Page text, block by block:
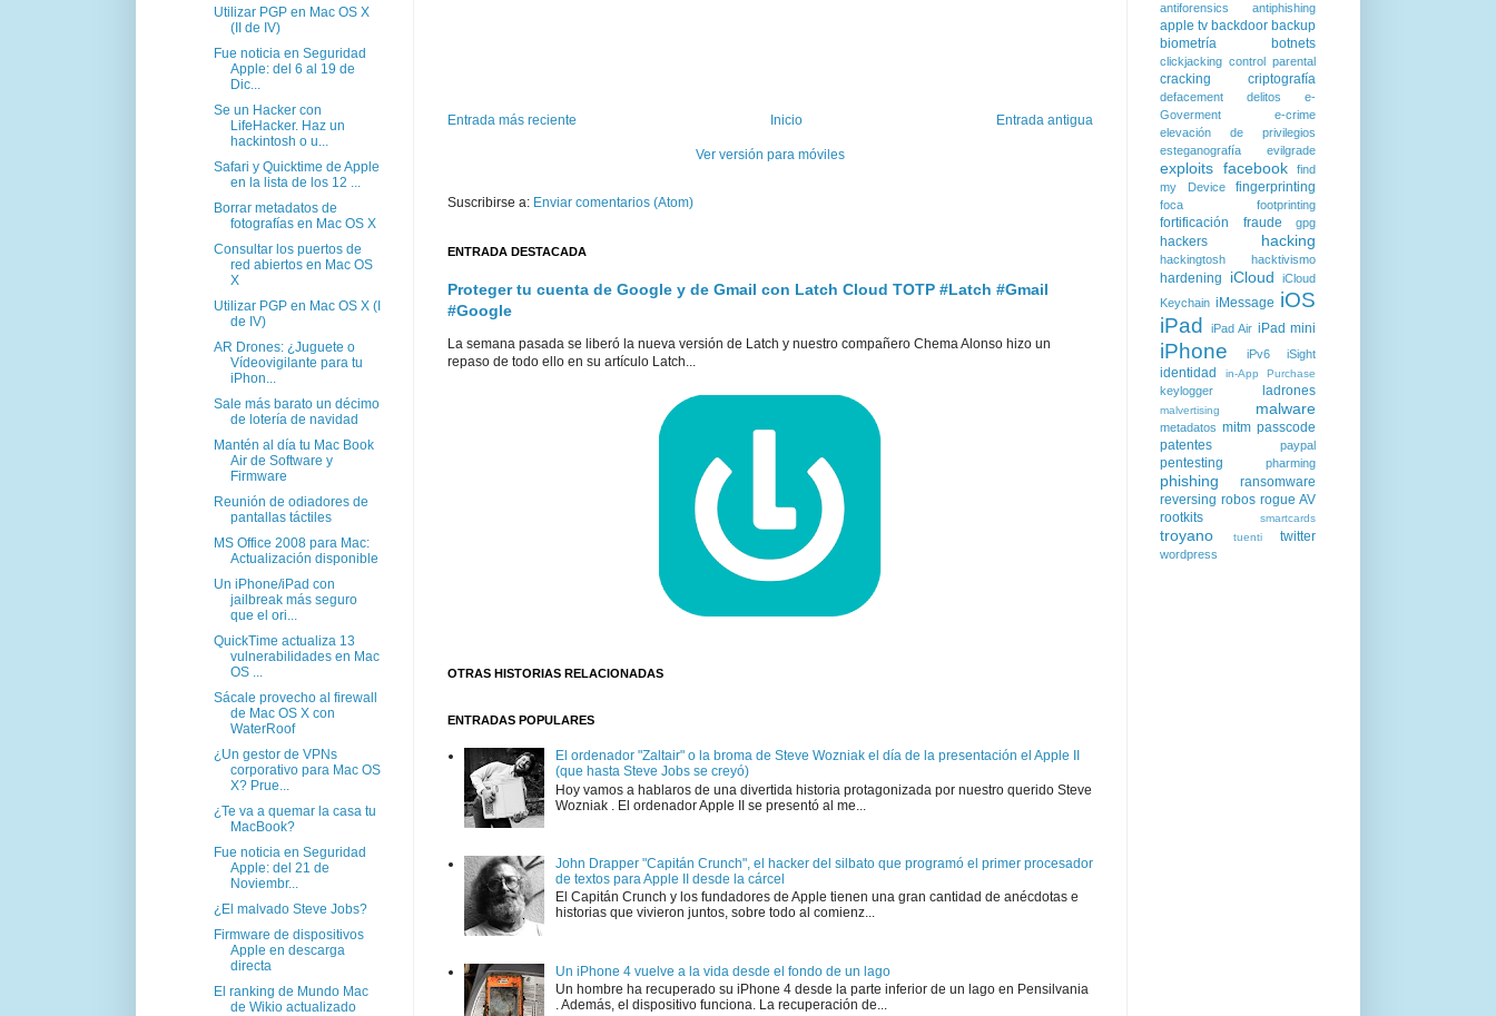
Entrada más reciente Entrada antigua
Inicio
Ver versión para móviles
Suscribirse a: Enviar comentarios (Atom)
ENTRADA DESTACADA
Proteger tu cuenta de Google y de Gmail con Latch Cloud TOTP #Latch #Gmail
#Google
La semana pasada se liberó la nueva versión de Latch y nuestro compañero Chema Alonso hizo un
repaso de todo ello en su artículo Latch...
OTRAS HISTORIAS RELACIONADAS
ENTRADAS POPULARES
El ordenador "Zaltair" o la broma de Steve Wozniak el día de la presentación el Apple II
(que hasta Steve Jobs se creyó)
Hoy vamos a hablaros de una divertida historia protagonizada por nuestro querido Steve
Wozniak . El ordenador Apple II se presentó al me...
John Drapper "Capitán Crunch", el hacker del silbato que programó el primer procesador
de textos para Apple II desde la cárcel
El Capitán Crunch y los fundadores de Apple tienen una gran cantidad de anécdotas e
historias que vivieron juntos, sobre todo al comienz...
Un iPhone 4 vuelve a la vida desde el fondo de un lago
Un hombre ha recuperado su iPhone 4 desde la parte inferior de un lago en Pensilvania
. Además, el dispositivo funciona. La recuperación de...
Utilizar PGP en Mac OS X
(II de IV)
Fue noticia en Seguridad
Apple: del 6 al 19 de
Dic...
Se un Hacker con
LifeHacker. Haz un
hackintosh o u...
Safari y Quicktime de Apple
en la lista de los 12 ...
Borrar metadatos de
fotografías en Mac OS X
Consultar los puertos de
red abiertos en Mac OS
X
Utilizar PGP en Mac OS X (I
de IV)
AR Drones: ¿Juguete o
Vídeovigilante para tu
iPhon...
Sale más barato un décimo
de lotería de navidad
Mantén al día tu Mac Book
Air de Software y
Firmware
Reunión de odiadores de
pantallas táctiles
MS Office 2008 para Mac:
Actualización disponible
Un iPhone/iPad con
jailbreak más seguro
que el ori...
QuickTime actualiza 13
vulnerabilidades en Mac
OS ...
Sácale provecho al firewall
de Mac OS X con
WaterRoof
¿Un gestor de VPNs
corporativo para Mac OS
X? Prue...
¿Te va a quemar la casa tu
MacBook?
Fue noticia en Seguridad
Apple: del 21 de
Noviembr...
¿El malvado Steve Jobs?
Firmware de dispositivos
Apple en descarga
directa
El ranking de Mundo Mac
de Wikio actualizado
antiforensics antiphishing
apple tv backdoor backup
biometría
botnets
clickjacking control parental
cracking criptografía
defacement delitos
e-
Goverment
e-crime
elevación de privilegios
esteganografía
evilgrade
exploits facebook
find
my Device
fingerprinting
foca footprinting
fortificación fraude gpg
hackers hacking
hackingtosh hacktivismo
hardening iCloud
iCloud
Keychain iMessage iOS
iPad
iPad Air iPad mini
iPhone iPv6 iSight
identidad in-App Purchase
keylogger ladrones
malvertising malware
metadatos mitm passcode
patentes
paypal
pentesting pharming
phishing
ransomware
reversing robos rogue AV
rootkits
smartcards
troyano tuenti twitter
wordpress